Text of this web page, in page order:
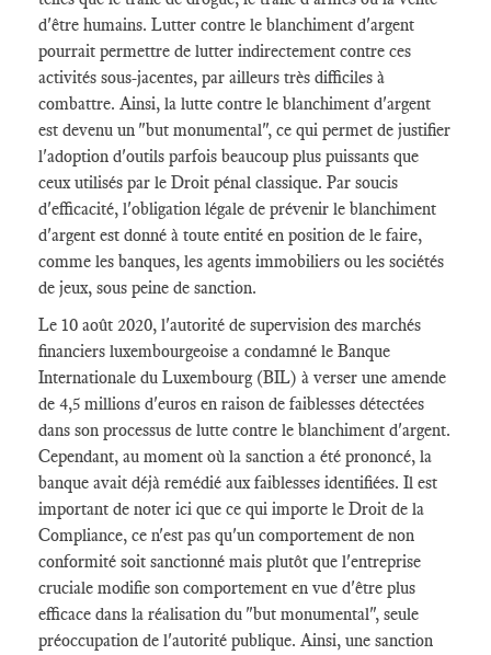
d'être humains. Lutter contre le blanchiment d'argent
pourrait permettre de lutter indirectement contre ces
activités sous-jacentes, par ailleurs très difficiles à
combattre. Ainsi, la lutte contre le blanchiment d'argent
est devenu un "but monumental", ce qui permet de justifier
l'adoption d'outils parfois beaucoup plus puissants que
ceux utilisés par le Droit pénal classique. Par soucis
d'efficacité, l'obligation légale de prévenir le blanchiment
d'argent est donné à toute entité en position de le faire,
comme les banques, les agents immobiliers ou les sociétés
de jeux, sous peine de sanction.
Le 10 août 2020, l'autorité de supervision des marchés
financiers luxembourgeoise a condamné le Banque
Internationale du Luxembourg (BIL) à verser une amende
de 4,5 millions d'euros en raison de faiblesses détectées
dans son processus de lutte contre le blanchiment d'argent.
Cependant, au moment où la sanction a été prononcé, la
banque avait déjà remédié aux faiblesses identifiées. Il est
important de noter ici que ce qui importe le Droit de la
Compliance, ce n'est pas qu'un comportement de non
conformité soit sanctionné mais plutôt que l'entreprise
cruciale modifie son comportement en vue d'être plus
efficace dans la réalisation du "but monumental", seule
préoccupation de l'autorité publique. Ainsi, une sanction